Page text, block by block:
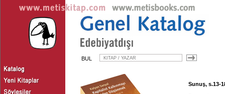
BUL
Sunuş, s.13-